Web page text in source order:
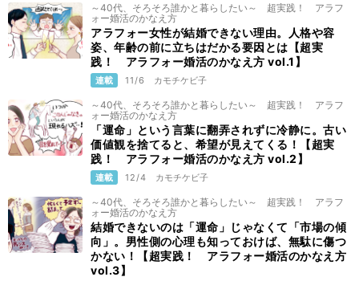
～40代、そろそろ誰かと暮らしたい～ 超実践！ アラフ
ォー婚活のかなえ方
アラフォー女性が結婚できない理由。人格や容
姿、年齢の前に立ちはだかる要因とは【超実
践！ アラフォー婚活のかなえ方 vol.1】
連載 11/6 カモチケビ子
～40代、そろそろ誰かと暮らしたい～ 超実践！ アラフ
ォー婚活のかなえ方
「運命」という言葉に翻弄されずに冷静に。古い
価値観を捨てると、希望が見えてくる！【超実
践！ アラフォー婚活のかなえ方 vol.2】
連載 12/4 カモチケビ子
～40代、そろそろ誰かと暮らしたい～ 超実践！ アラフ
ォー婚活のかなえ方
結婚できないのは「運命」じゃなくて「市場の傾
向」。男性側の心理も知っておけば、無駄に傷つ
かない！【超実践！ アラフォー婚活のかなえ方
vol.3】